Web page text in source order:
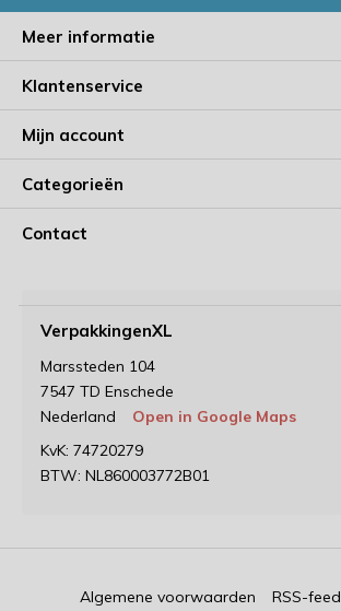
Meer informatie
Klantenservice
Mijn account
Categorieën
Contact
VerpakkingenXL
Marssteden 104
7547 TD Enschede
Nederland
Open in Google Maps
KvK: 74720279
BTW: NL860003772B01
Algemene voorwaarden RSS-feed